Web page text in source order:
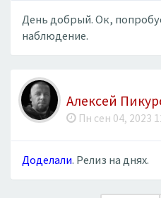
День добрый. Ок,
наблюдение.
Алексей
Пн сен 04, 2023
Доделали. Релиз на днях.